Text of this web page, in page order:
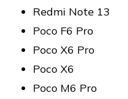
Redmi Note 13
Poco F6 Pro
Poco X6 Pro
Poco X6
Poco M6 Pro